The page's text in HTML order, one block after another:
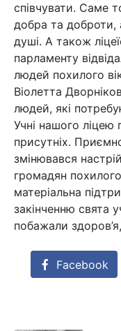
співчувати. Саме
добра та доброти,
душі. А також
парламенту
людей похилого
Віолетта
людей, які
Учні нашого
присутніх.
змінювався
громадян
матеріальна
закінченню свята
побажали
Facebook